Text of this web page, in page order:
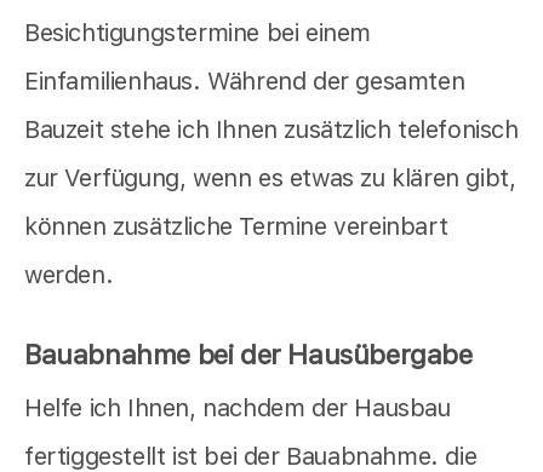
Besichtigungstermine bei einem
Einfamilienhaus. Während der gesamten
Bauzeit stehe ich Ihnen zusätzlich telefonisch
zur Verfügung, wenn es etwas zu klären gibt,
können zusätzliche Termine vereinbart
werden.
Bauabnahme bei der Hausübergabe
Helfe ich Ihnen, nachdem der Hausbau
fertiggestellt ist bei der Bauabnahme. die